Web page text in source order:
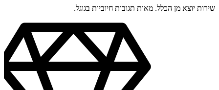
שירות יוצא מן הכלל. מאות תגובות חיוביות בגוגל.